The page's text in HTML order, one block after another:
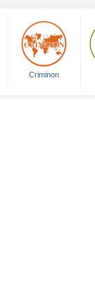
Criminon